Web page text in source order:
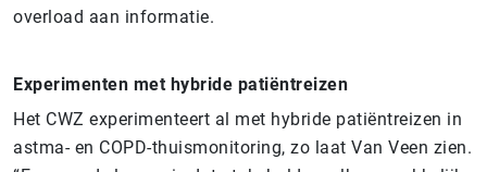
overload aan informatie.
Experimenten met hybride patiëntreizen
Het CWZ experimenteert al met hybride patiëntreizen in
astma- en COPD-thuismonitoring, zo laat Van Veen zien.